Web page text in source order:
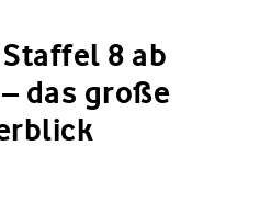
8 ab
das große